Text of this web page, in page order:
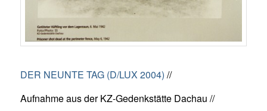
DER NEUNTE TAG (D/LUX 2004) //
Aufnahme aus der KZ-Gedenkstätte Dachau //